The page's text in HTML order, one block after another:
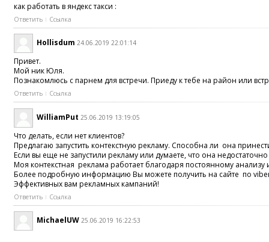
как работать в яндекс такси :
Ответить Ссылка
Hollisdum 24.06.2019 22:01:14
Привет.
Мой ник Юля.
Познакомлюсь с парнем для встречи. Приеду к тебе на район или
Ответить Ссылка
WilliamPut 25.06.2019 13:19:05
Что делать, если нет клиентов?
Предлагаю запустить контекстную рекламу. Способна ли она
Если вы еще не запустили рекламу или думаете, что она
Моя контекстная реклама работает благодаря постоянному
Более подробную информацию Вы можете получить на сайте по
Эффективных вам рекламных кампаний!
Ответить Ссылка
MichaelUW 25.06.2019 16:22:53